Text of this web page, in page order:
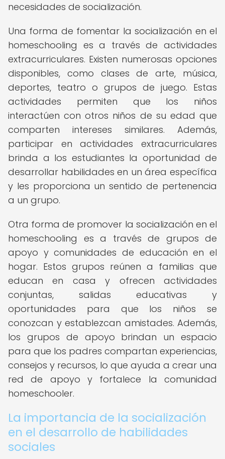
necesidades de socialización.
Una forma de fomentar la socialización en el
homeschooling es a través de actividades
extracurriculares. Existen numerosas opciones
disponibles, como clases de arte, música,
deportes, teatro o grupos de juego. Estas
actividades permiten que los niños
interactúen con otros niños de su edad que
comparten intereses similares. Además,
participar en actividades extracurriculares
brinda a los estudiantes la oportunidad de
desarrollar habilidades en un área específica
y les proporciona un sentido de pertenencia
a un grupo.
Otra forma de promover la socialización en el
homeschooling es a través de grupos de
apoyo y comunidades de educación en el
hogar. Estos grupos reúnen a familias que
educan en casa y ofrecen actividades
conjuntas, salidas educativas y
oportunidades para que los niños se
conozcan y establezcan amistades. Además,
los grupos de apoyo brindan un espacio
para que los padres compartan experiencias,
consejos y recursos, lo que ayuda a crear una
red de apoyo y fortalece la comunidad
homeschooler.
La importancia de la socialización
en el desarrollo de habilidades
sociales